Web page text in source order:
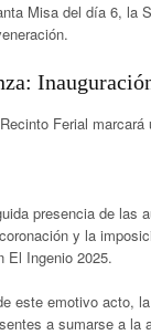
Misa del día 6, la
.
Ferial
presencia de las
y la
El Ingenio 2025.
este emotivo acto,
a sumarse a la